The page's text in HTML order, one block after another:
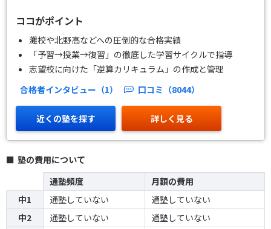
ココがポイント
灘校や北野高などへの圧倒的な合格実績
「予習→授業→復習」の徹底した学習サイクルで指導
志望校に向けた「逆算カリキュラム」の作成と管理
合格者インタビュー（1）
口コミ（8044）
近くの塾を探す 詳しく見る
塾の費用について
通塾頻度
月額の費用
中1
通塾していない
通塾していない
中2
通塾していない
通塾していない